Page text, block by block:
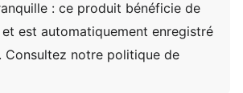
: ce produit bénéficie de
est automatiquement enregistré
Consultez notre politique de